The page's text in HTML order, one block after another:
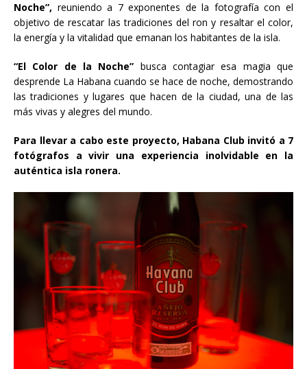
Noche”, reuniendo a 7 exponentes de la fotografía con el
objetivo de rescatar las tradiciones del ron y resaltar el color,
la energía y la vitalidad que emanan los habitantes de la isla.
“El Color de la Noche” busca contagiar esa magia que
desprende La Habana cuando se hace de noche, demostrando
las tradiciones y lugares que hacen de la ciudad, una de las
más vivas y alegres del mundo.
Para llevar a cabo este proyecto, Habana Club invitó a 7
fotógrafos a vivir una experiencia inolvidable en la
auténtica isla ronera.